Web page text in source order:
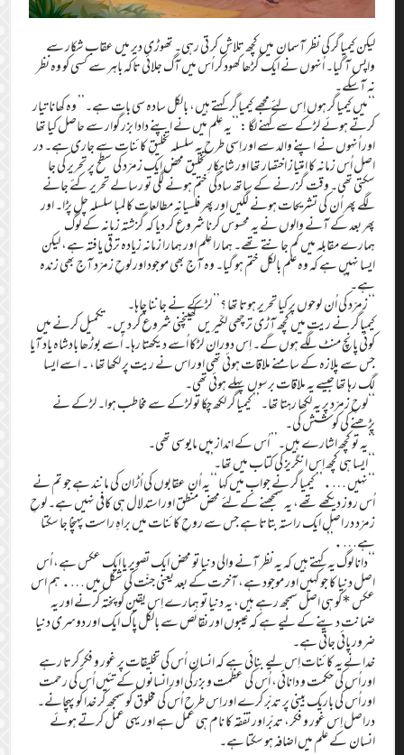
لیکن کیمیاگر کی نظر آسمان میں کچھ تلاش کر تی رہی۔ تھوڑی دیر میں عقاب شکار سے
واپس آ گیا۔ اُنہوں نے ایک گڑھا کھود کر اُس میں آگ جلائی تاکہ باہر سے کسی کو وہ نظر
نہ آسکے۔
‘‘میں کیمیاگر ہوں اِس لئے مجھے کیمیاگر کہتے ہیں، بالکل سادہ سی بات ہے۔’’ وہ کھانا تیار
کرتے ہوئے لڑکے سے کہنے لگا : ‘‘یہ عِلم میں نے اپنے دادا بزرگوار سے حاصل کیا تھا
اور اُنہوں نے اپنے والد سے اور اِسی طرح یہ سلسلہ تخلیقِ کائنات سے جاری ہے۔ در
اصل اُس زمانہ کا امتیاز اختصار تھا اور شاہکارِ تخلیق محض ایک زمرّد کی سطح پر تحریر کی جا
سکتی تھی۔ وقت گزرنے کے ساتھ سادگی ختم ہونے لگی تو رسالے تحریر کئے جانے
لگے پھر اُن کی تشریحات ہونے لگیں اور پھر فلسیانہ مطالعات کا لمبا سلسلہ چل پڑا۔ اور
پھر بعد کے آنے والوں نے یہ محسوس کرنا شروع کر دیا کہ گزشتہ زمانہ کے لوگ
ہمارے مقابلہ میں کم جانتے تھے۔ ہمارا عِلم اور ہمارا زمانہ زیادہ ترقی یافتہ ہے، لیکن
ایسا نہیں ہے کہ وہ علم بالکل ختم ہو گیا۔ وہ آج بھی موجود اور لوحِ زمرّد آج بھی زندہ
ہے۔’’
‘‘زمرّد کی اُن لوحوں پر کیا تحریر ہوتا تھا ؟’’ لڑکے نے جاننا چاہا۔
کیمیاگر نے ریت میں کچھ آڑی ترچھی لکّیریں کھینچنی شروع کر دیں۔ تکمیل کرنے میں
کوئی پانچ منٹ لگے ہوں گے۔ اِس دوران لڑکا اُسے دیکھتا رہا۔ اُسے بوڑھا بادشاہ یاد آیا
جس سے پلازہ کے سامنے ملاقات ہوئی تھی اور اس نے ریت پر لکھا تھا، ۔ اسے ایسا
لگ رہا تھا جیسے یہ ملاقات برسوں پہلے ہوئی تھی۔
‘‘لوحِ زمرّد پر یہ لکھا رہتا تھا۔ ’’ کیمیاگر لکھ چکا تو لڑکے سے مخاطب ہوا۔ لڑکے نے
پڑھنے کی کوشش کی۔
‘‘یہ تو کچھ اشارے ہیں۔’’ اُس کے انداز میں مایوسی تھی۔
‘‘ایسا ہی کچھ اِس انگریز کی کتاب میں تھا۔’’
‘‘نہیں ….’’ کیمیاگر نے جواب میں کہا ‘‘یہ اُن عقابوں کی اُڑان کی مانند ہے جو تم نے
اُس روز دیکھے تھے، یہ سمجھنے کے لئے محض منطق اور استدلال ہی کافی نہیں ہے۔ لوحِ
زمرّد در اصل ایک راستہ بتاتا ہے جس سے روحِ کائنات میں براہِ راست پہنچا جا سکتا
ہے….’’
‘‘دانا لوگ یہ کہتے ہیں کہ یہ نظر آنے والی دنیا تو محض ایک تصویر یا ایک عکس ہے، اُس
اصل دنیا کا جو کہیں اور موجود ہے، آخرت کے بعد یعنی جنّت کی شکل میں …. ہم اس
عکس *کو ہی اصل سمجھ رہے ہیں، یہ دنیا تو ہمارے اِس یقین کو پختہ کرنے اور یہ
ضمانت دینے کے لیے ہے کہ عیبوں اور نقائص سے بالکل پاک ایک اور دوسری دنیا
ضرور پائی جاتی ہے۔
خدا نے یہ کائنات اِس لیے بنائی ہے کہ انسان اُس کی تخلیقات پر غور و فکر کرتا رہے
اور اُس کی حکمت و دانائی، اُس کی عظمت و بزرگی اور انسانوں کے تئیں اُس کی رحمت
اور اُس کی باریک بینی پر تدبّر کرے اور اِس طرح اُس کی مخلوق کو سمجھ کر خدا کو پہچانے۔
دراصل اِس غور و فکر، تدبّر اور تفقہ کا نام ہی عمل ہے اور یہی عمل کرتے ہوئے
انسان کے علم میں اضافہ ہو سکتا ہے۔